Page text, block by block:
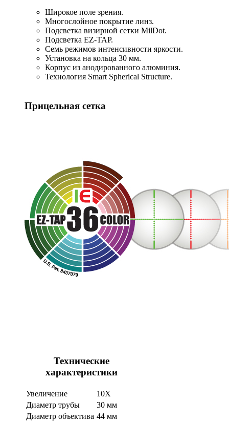
Широкое поле зрения.
Многослойное покрытие линз.
Подcветка визирной сетки MilDot.
Подcветка EZ-TAP.
Семь режимов интенсивности яркости.
Установка на кольца 30 мм.
Корпус из анодированного алюминия.
Технология Smart Spherical Structure.
Прицельная сетка
Технические
характеристики
Увеличение
10X
Диаметр трубы
30 мм
Диаметр объектива 44 мм